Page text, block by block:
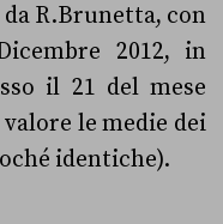
R.Brunetta, con
2012, in
il 21 del mese
le medie dei
identiche).